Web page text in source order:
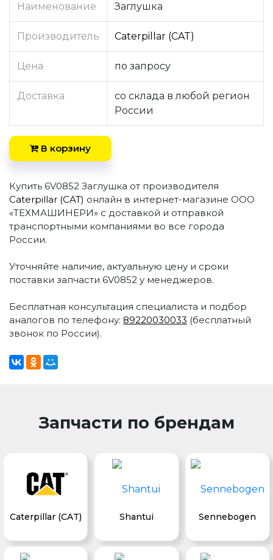
Наименование Заглушка
Производитель Caterpillar (CAT)
Цена по запросу
Доставка
со склада в любой регион
России
В корзину
Купить 6V0852 Заглушка от производителя
Caterpillar (CAT) онлайн в интернет-магазине ООО
«ТЕХМАШИНЕРИ» с доставкой и отправкой
транспортными компаниями во все города
России.
Уточняйте наличие, актуальную цену и сроки
поставки запчасти 6V0852 у менеджеров.
Бесплатная консультация специалиста и подбор
аналогов по телефону: 89220030033 (бесплатный
звонок по России).
Запчасти по брендам
Caterpillar (CAT) Shantui Sennebogen